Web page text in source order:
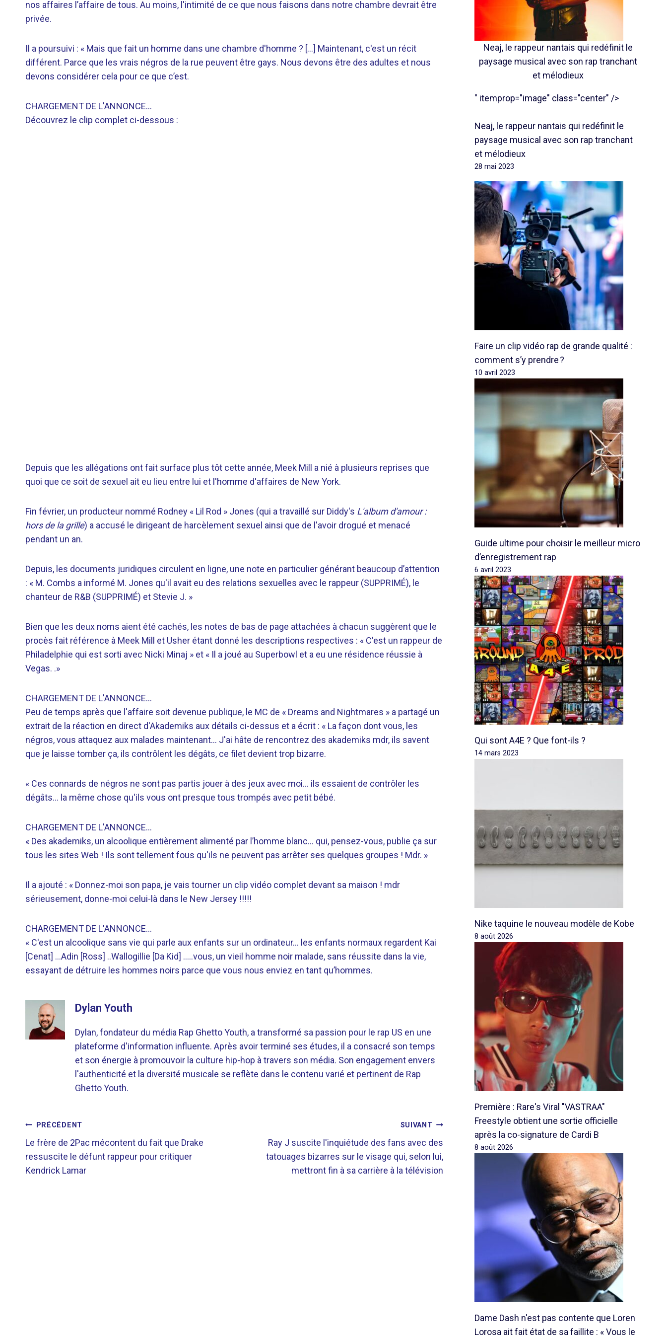
nos affaires l’affaire de tous. Au moins, l'intimité de ce que nous faisons dans notre chambre devrait être
privée.
Il a poursuivi : « Mais que fait un homme dans une chambre d'homme ? […] Maintenant, c'est un récit
différent. Parce que les vrais négros de la rue peuvent être gays. Nous devons être des adultes et nous
devons considérer cela pour ce que c’est.
CHARGEMENT DE L'ANNONCE…
Découvrez le clip complet ci-dessous :
Depuis que les allégations ont fait surface plus tôt cette année, Meek Mill a nié à plusieurs reprises que
quoi que ce soit de sexuel ait eu lieu entre lui et l'homme d'affaires de New York.
Fin février, un producteur nommé Rodney « Lil Rod » Jones (qui a travaillé sur Diddy's L'album d'amour :
hors de la grille) a accusé le dirigeant de harcèlement sexuel ainsi que de l'avoir drogué et menacé
pendant un an.
Depuis, les documents juridiques circulent en ligne, une note en particulier générant beaucoup d’attention
: « M. Combs a informé M. Jones qu'il avait eu des relations sexuelles avec le rappeur (SUPPRIMÉ), le
chanteur de R&B (SUPPRIMÉ) et Stevie J. »
Bien que les deux noms aient été cachés, les notes de bas de page attachées à chacun suggèrent que le
procès fait référence à Meek Mill et Usher étant donné les descriptions respectives : « C'est un rappeur de
Philadelphie qui est sorti avec Nicki Minaj » et « Il a joué au Superbowl et a eu une résidence réussie à
Vegas. .»
CHARGEMENT DE L'ANNONCE…
Peu de temps après que l'affaire soit devenue publique, le MC de « Dreams and Nightmares » a partagé un
extrait de la réaction en direct d'Akademiks aux détails ci-dessus et a écrit : « La façon dont vous, les
négros, vous attaquez aux malades maintenant… J'ai hâte de rencontrez des akademiks mdr, ils savent
que je laisse tomber ça, ils contrôlent les dégâts, ce filet devient trop bizarre.
« Ces connards de négros ne sont pas partis jouer à des jeux avec moi… ils essaient de contrôler les
dégâts… la même chose qu'ils vous ont presque tous trompés avec petit bébé.
CHARGEMENT DE L'ANNONCE…
« Des akademiks, un alcoolique entièrement alimenté par l’homme blanc… qui, pensez-vous, publie ça sur
tous les sites Web ! Ils sont tellement fous qu'ils ne peuvent pas arrêter ses quelques groupes ! Mdr. »
Il a ajouté : « Donnez-moi son papa, je vais tourner un clip vidéo complet devant sa maison ! mdr
sérieusement, donne-moi celui-là dans le New Jersey !!!!!
CHARGEMENT DE L'ANNONCE…
« C'est un alcoolique sans vie qui parle aux enfants sur un ordinateur… les enfants normaux regardent Kai
[Cenat] …Adin [Ross] ..Wallogillie [Da Kid] …..vous, un vieil homme noir malade, sans réussite dans la vie,
essayant de détruire les hommes noirs parce que vous nous enviez en tant qu’hommes.
Dylan Youth
Dylan, fondateur du média Rap Ghetto Youth, a transformé sa passion pour le rap US en une
plateforme d'information influente. Après avoir terminé ses études, il a consacré son temps
et son énergie à promouvoir la culture hip-hop à travers son média. Son engagement envers
l'authenticité et la diversité musicale se reflète dans le contenu varié et pertinent de Rap
Ghetto Youth.
NAVIGATION
DE
L’ARTICLE
PRÉCÉDENT
Le frère de 2Pac mécontent du fait que Drake
ressuscite le défunt rappeur pour critiquer
Kendrick Lamar
SUIVANT
Ray J suscite l'inquiétude des fans avec des
tatouages ​​​​bizarres sur le visage qui, selon lui,
mettront fin à sa carrière à la télévision
Neaj, le rappeur nantais qui redéfinit le
paysage musical avec son rap tranchant
et mélodieux
" itemprop="image" class="center" />
Neaj, le rappeur nantais qui redéfinit le
paysage musical avec son rap tranchant
et mélodieux
28 mai 2023
Faire un clip vidéo rap de grande qualité :
comment s’y prendre ?
10 avril 2023
Guide ultime pour choisir le meilleur micro
d’enregistrement rap
6 avril 2023
Qui sont A4E ? Que font-ils ?
14 mars 2023
Nike taquine le nouveau modèle de Kobe
8 août 2026
Première : Rare's Viral "VASTRAA"
Freestyle obtient une sortie officielle
après la co-signature de Cardi B
8 août 2026
Dame Dash n'est pas contente que Loren
Lorosa ait fait état de sa faillite : « Vous le